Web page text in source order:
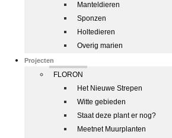
Manteldieren
Sponzen
Holtedieren
Overig marien
Projecten
FLORON
Het Nieuwe Strepen
Witte gebieden
Staat deze plant er nog?
Meetnet Muurplanten